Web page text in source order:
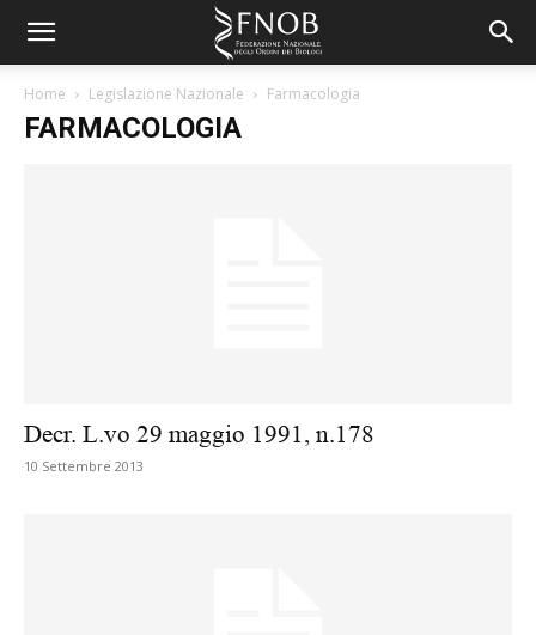
Home Legislazione Nazionale Farmacologia
FARMACOLOGIA
Decr. L.vo 29 maggio 1991, n.178
10 Settembre 2013